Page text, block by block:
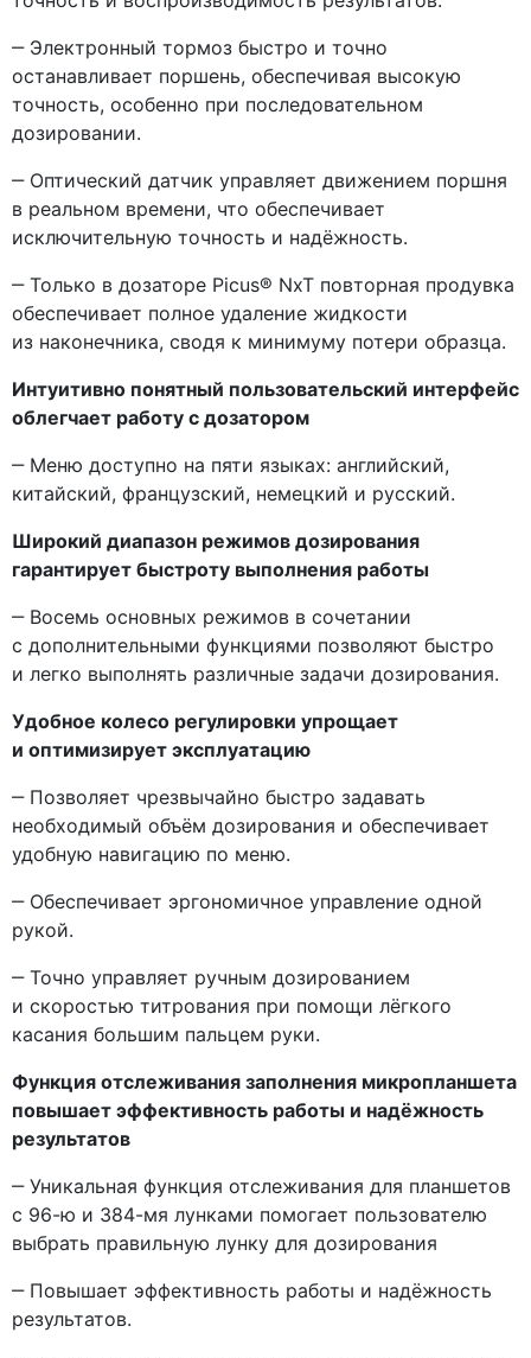
‒ Электронный тормоз быстро и точно
останавливает поршень, обеспечивая высокую
точность, особенно при последовательном
дозировании.
‒ Оптический датчик управляет движением поршня
в реальном времени, что обеспечивает
исключительную точность и надёжность.
‒ Только в дозаторе Picus® NxT повторная продувка
обеспечивает полное удаление жидкости
из наконечника, сводя к минимуму потери образца.
Интуитивно понятный пользовательский интерфейс
облегчает работу с дозатором
‒ Меню доступно на пяти языках: английский,
китайский, французский, немецкий и русский.
Широкий диапазон режимов дозирования
гарантирует быстроту выполнения работы
‒ Восемь основных режимов в сочетании
с дополнительными функциями позволяют быстро
и легко выполнять различные задачи дозирования.
Удобное колесо регулировки упрощает
и оптимизирует эксплуатацию
‒ Позволяет чрезвычайно быстро задавать
необходимый объём дозирования и обеспечивает
удобную навигацию по меню.
‒ Обеспечивает эргономичное управление одной
рукой.
‒ Точно управляет ручным дозированием
и скоростью титрования при помощи лёгкого
касания большим пальцем руки.
Функция отслеживания заполнения микропланшета
повышает эффективность работы и надёжность
результатов
‒ Уникальная функция отслеживания для планшетов
с 96-ю и 384-мя лунками помогает пользователю
выбрать правильную лунку для дозирования
‒ Повышает эффективность работы и надёжность
результатов.